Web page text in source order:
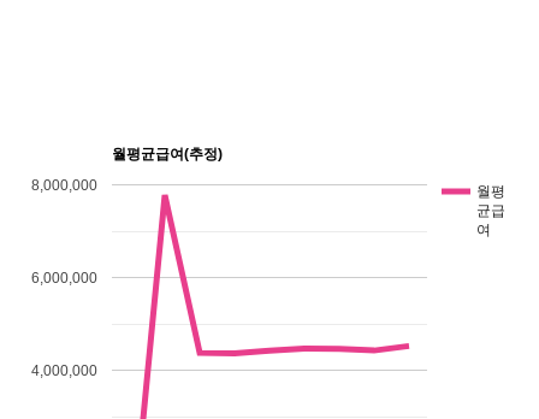
월평균급여(추정)
월평
균급
여
4,000,000
6,000,000
8,000,000